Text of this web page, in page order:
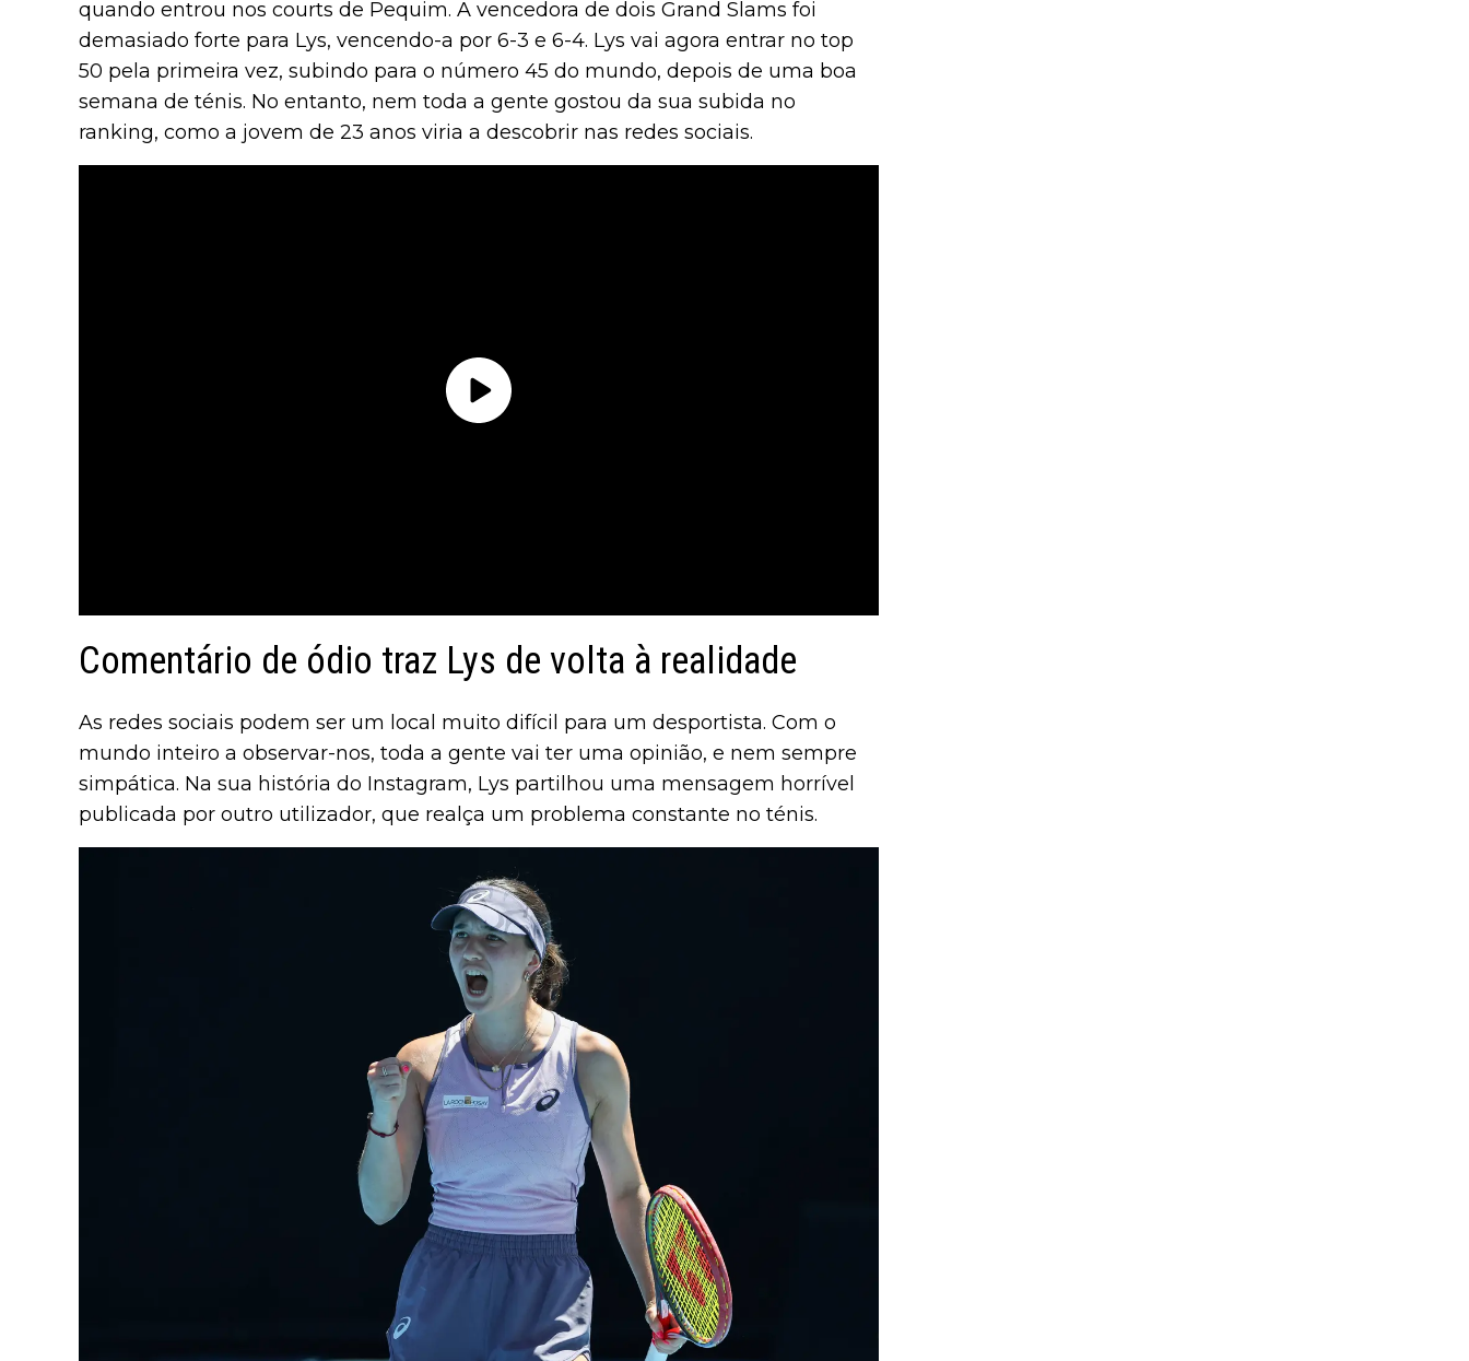
quando entrou nos courts de Pequim. A vencedora de dois Grand Slams foi
demasiado forte para Lys, vencendo-a por 6-3 e 6-4. Lys vai agora entrar no top
50 pela primeira vez, subindo para o número 45 do mundo, depois de uma boa
semana de ténis. No entanto, nem toda a gente gostou da sua subida no
ranking, como a jovem de 23 anos viria a descobrir nas redes sociais.
Comentário de ódio traz Lys de volta à realidade
As redes sociais podem ser um local muito difícil para um desportista. Com o
mundo inteiro a observar-nos, toda a gente vai ter uma opinião, e nem sempre
simpática. Na sua história do Instagram, Lys partilhou uma mensagem horrível
publicada por outro utilizador, que realça um problema constante no ténis.